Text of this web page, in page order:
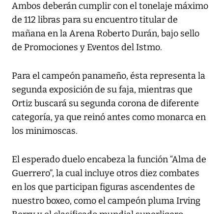
Ambos deberán cumplir con el tonelaje máximo
de 112 libras para su encuentro titular de
mañana en la Arena Roberto Durán, bajo sello
de Promociones y Eventos del Istmo.
Para el campeón panameño, ésta representa la
segunda exposición de su faja, mientras que
Ortiz buscará su segunda corona de diferente
categoría, ya que reinó antes como monarca en
los minimoscas.
El esperado duelo encabeza la función “Alma de
Guerrero”, la cual incluye otros diez combates
en los que participan figuras ascendentes de
nuestro boxeo, como el campeón pluma Irving